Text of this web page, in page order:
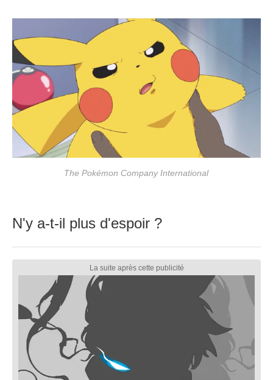
The Pokémon Company International
N'y a-t-il plus d'espoir ?